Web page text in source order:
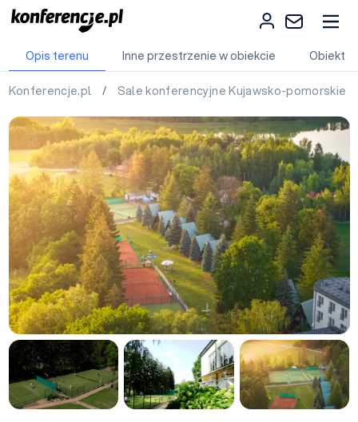
Opis terenu Inne przestrzenie w obiekcie Obiekt
Konferencje.pl / Sale konferencyjne Kujawsko-pomorskie